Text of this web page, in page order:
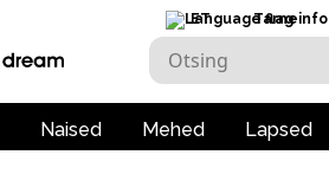
ET Tarneinfo
Naised Mehed Lapsed